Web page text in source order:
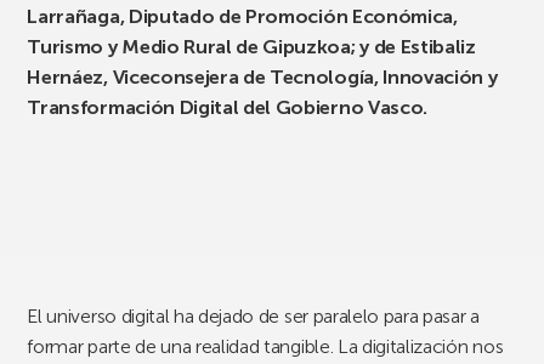
Larrañaga, Diputado de Promoción Económica,
Turismo y Medio Rural de Gipuzkoa; y de Estibaliz
Hernáez, Viceconsejera de Tecnología, Innovación y
Transformación Digital del Gobierno Vasco.
El universo digital ha dejado de ser paralelo para pasar a
formar parte de una realidad tangible. La digitalización nos